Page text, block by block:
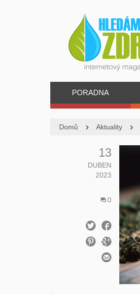
PORADNA
Domů Aktuality
13
DUBEN
2023
0